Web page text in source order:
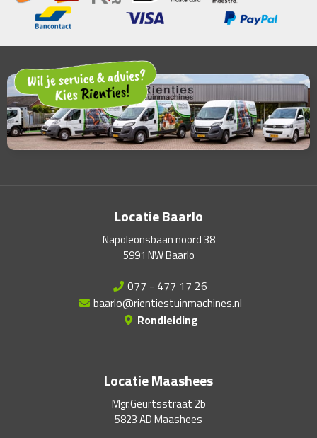
Locatie Baarlo
Napoleonsbaan noord 38
5991 NW Baarlo
077 - 477 17 26
baarlo@rientiestuinmachines.nl
Rondleiding
Locatie Maashees
Mgr.Geurtsstraat 2b
5823 AD Maashees